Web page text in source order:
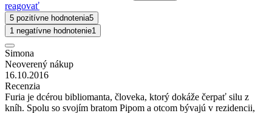
reagovať
5 pozitívne hodnotenia5
1 negatívne hodnotenie1
Simona
Neoverený nákup
16.10.2016
Recenzia
Furia je dcérou bibliomanta, človeka, ktorý dokáže čerpať silu z
kníh. Spolu so svojím bratom Pipom a otcom bývajú v rezidencii,